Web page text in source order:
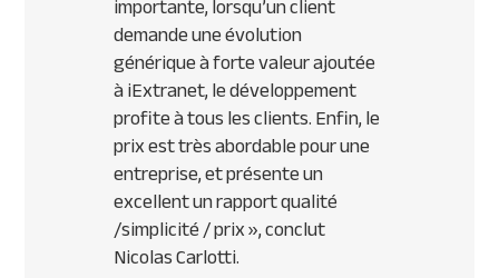
demande une évolution
générique à forte valeur ajoutée
à iExtranet, le développement
profite à tous les clients. Enfin, le
prix est très abordable pour une
entreprise, et présente un
excellent un rapport qualité
/simplicité / prix», conclut
Nicolas Carlotti.